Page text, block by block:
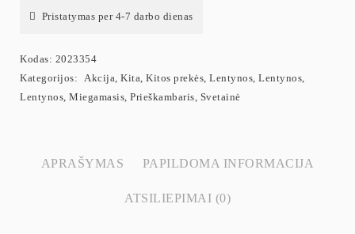
Pristatymas per 4-7 darbo dienas
Kodas: 2023354
Kategorijos: Akcija, Kita, Kitos prekės, Lentynos, Lentynos,
Lentynos, Miegamasis, Prieškambaris, Svetainė
APRAŠYMAS PAPILDOMA INFORMACIJA
ATSILIEPIMAI (0)